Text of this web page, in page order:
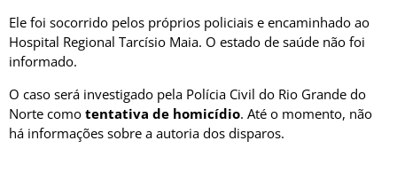
Ele foi socorrido pelos próprios policiais e encaminhado ao
Hospital Regional Tarcísio Maia. O estado de saúde não foi
informado.
O caso será investigado pela Polícia Civil do Rio Grande do
Norte como tentativa de homicídio. Até o momento, não
há informações sobre a autoria dos disparos.